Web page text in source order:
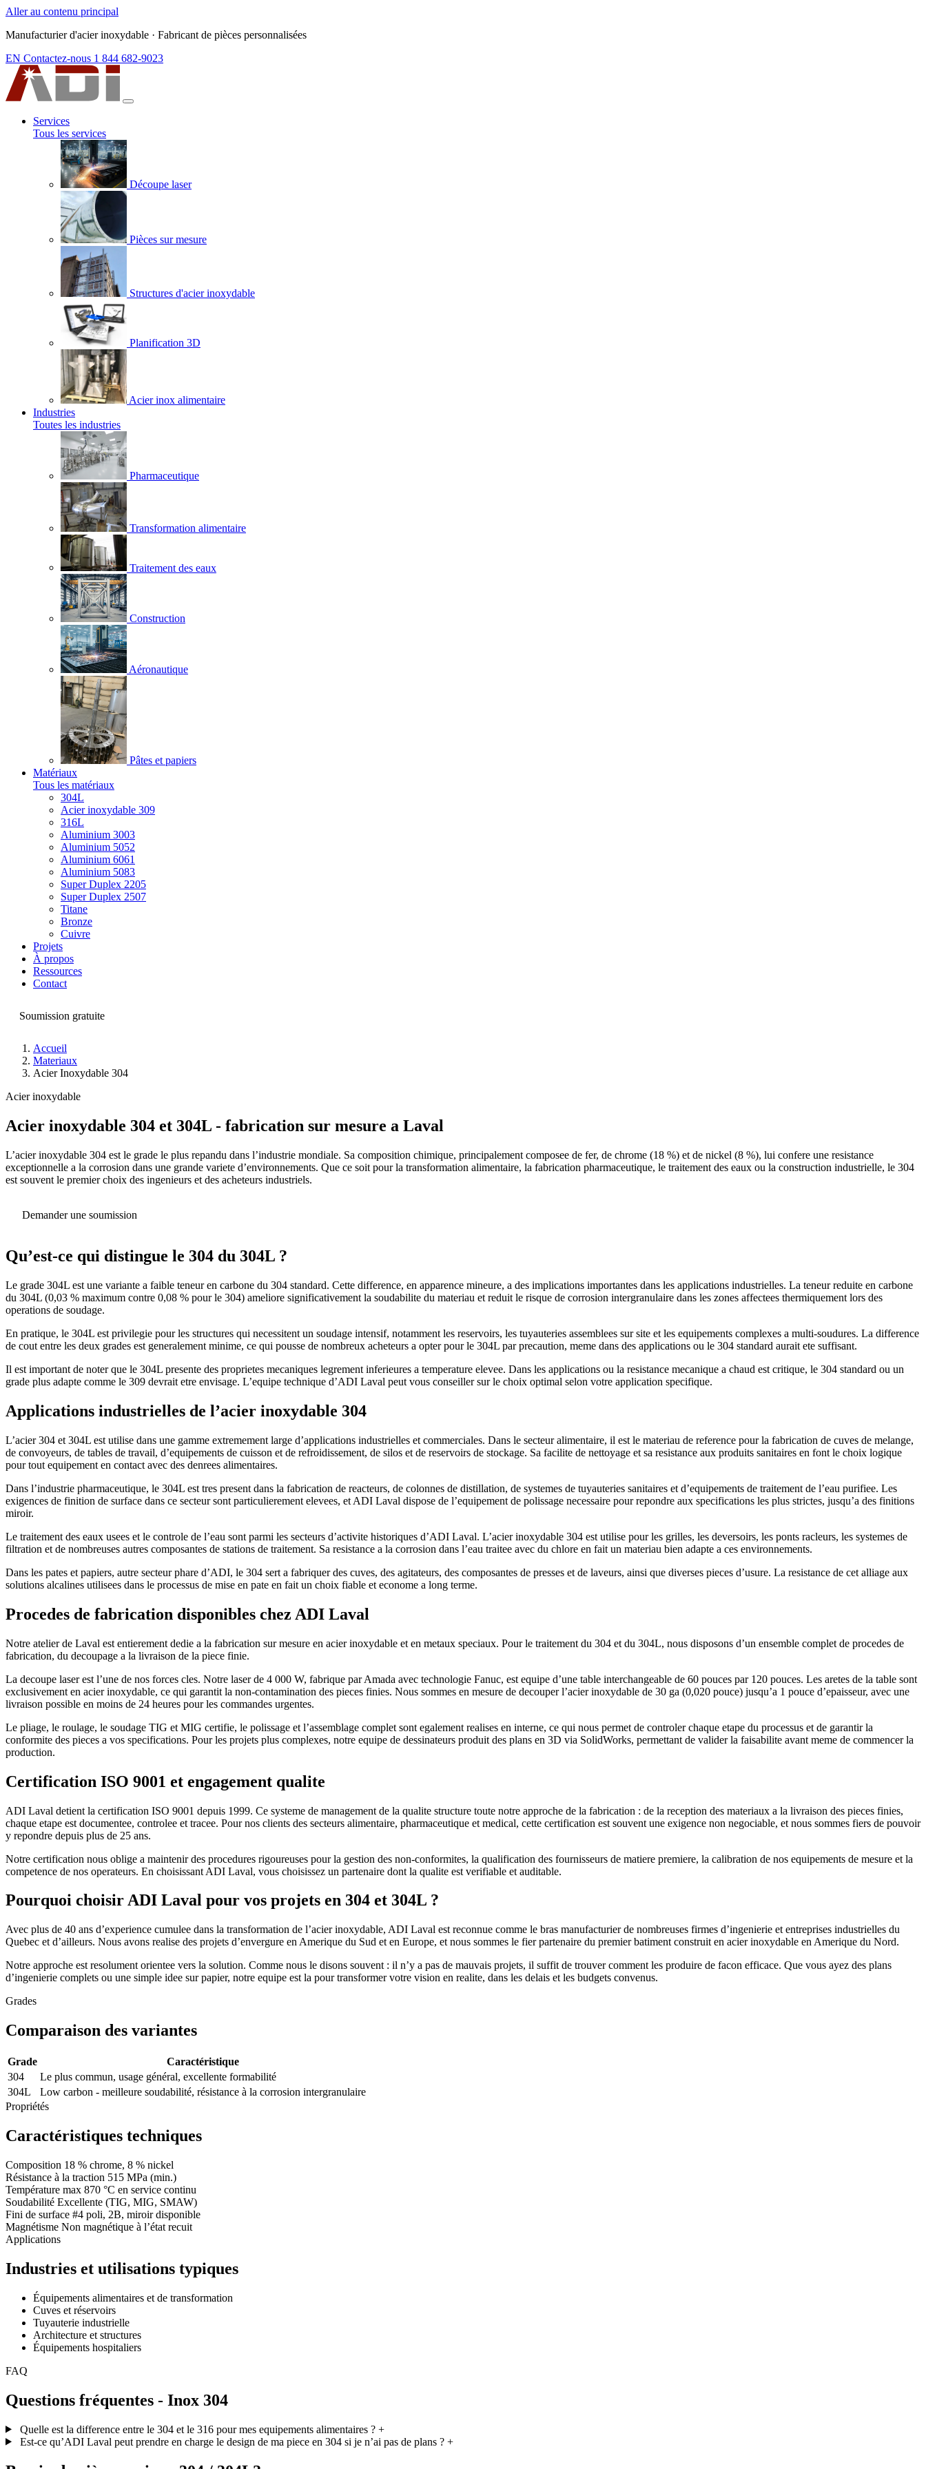
Aller au contenu principal
Manufacturier d'acier inoxydable · Fabricant de pièces personnalisées
EN Contactez-nous 1 844 682-9023
Services
Tous les services
Découpe laser
Pièces sur mesure
Structures d'acier inoxydable
Planification 3D
Acier inox alimentaire
Industries
Toutes les industries
Pharmaceutique
Transformation alimentaire
Traitement des eaux
Construction
Aéronautique
Pâtes et papiers
Matériaux
Tous les matériaux
304L
Acier inoxydable 309
316L
Aluminium 3003
Aluminium 5052
Aluminium 6061
Aluminium 5083
Super Duplex 2205
Super Duplex 2507
Titane
Bronze
Cuivre
Projets
À propos
Ressources
Contact
Soumission gratuite
Accueil
Materiaux
Acier Inoxydable 304
Acier inoxydable
Acier inoxydable 304 et 304L - fabrication sur mesure a Laval
L’acier inoxydable 304 est le grade le plus repandu dans l’industrie mondiale. Sa composition chimique, principalement composee de fer, de chrome (18 %) et de nickel (8 %), lui confere une resistance
exceptionnelle a la corrosion dans une grande variete d’environnements. Que ce soit pour la transformation alimentaire, la fabrication pharmaceutique, le traitement des eaux ou la construction industrielle, le 304
est souvent le premier choix des ingenieurs et des acheteurs industriels.
Demander une soumission
Qu’est-ce qui distingue le 304 du 304L ?
Le grade 304L est une variante a faible teneur en carbone du 304 standard. Cette difference, en apparence mineure, a des implications importantes dans les applications industrielles. La teneur reduite en carbone
du 304L (0,03 % maximum contre 0,08 % pour le 304) ameliore significativement la soudabilite du materiau et reduit le risque de corrosion intergranulaire dans les zones affectees thermiquement lors des
operations de soudage.
En pratique, le 304L est privilegie pour les structures qui necessitent un soudage intensif, notamment les reservoirs, les tuyauteries assemblees sur site et les equipements complexes a multi-soudures. La difference
de cout entre les deux grades est generalement minime, ce qui pousse de nombreux acheteurs a opter pour le 304L par precaution, meme dans des applications ou le 304 standard aurait ete suffisant.
Il est important de noter que le 304L presente des proprietes mecaniques legrement inferieures a temperature elevee. Dans les applications ou la resistance mecanique a chaud est critique, le 304 standard ou un
grade plus adapte comme le 309 devrait etre envisage. L’equipe technique d’ADI Laval peut vous conseiller sur le choix optimal selon votre application specifique.
Applications industrielles de l’acier inoxydable 304
L’acier 304 et 304L est utilise dans une gamme extremement large d’applications industrielles et commerciales. Dans le secteur alimentaire, il est le materiau de reference pour la fabrication de cuves de melange,
de convoyeurs, de tables de travail, d’equipements de cuisson et de refroidissement, de silos et de reservoirs de stockage. Sa facilite de nettoyage et sa resistance aux produits sanitaires en font le choix logique
pour tout equipement en contact avec des denrees alimentaires.
Dans l’industrie pharmaceutique, le 304L est tres present dans la fabrication de reacteurs, de colonnes de distillation, de systemes de tuyauteries sanitaires et d’equipements de traitement de l’eau purifiee. Les
exigences de finition de surface dans ce secteur sont particulierement elevees, et ADI Laval dispose de l’equipement de polissage necessaire pour repondre aux specifications les plus strictes, jusqu’a des finitions
miroir.
Le traitement des eaux usees et le controle de l’eau sont parmi les secteurs d’activite historiques d’ADI Laval. L’acier inoxydable 304 est utilise pour les grilles, les deversoirs, les ponts racleurs, les systemes de
filtration et de nombreuses autres composantes de stations de traitement. Sa resistance a la corrosion dans l’eau traitee avec du chlore en fait un materiau bien adapte a ces environnements.
Dans les pates et papiers, autre secteur phare d’ADI, le 304 sert a fabriquer des cuves, des agitateurs, des composantes de presses et de laveurs, ainsi que diverses pieces d’usure. La resistance de cet alliage aux
solutions alcalines utilisees dans le processus de mise en pate en fait un choix fiable et econome a long terme.
Procedes de fabrication disponibles chez ADI Laval
Notre atelier de Laval est entierement dedie a la fabrication sur mesure en acier inoxydable et en metaux speciaux. Pour le traitement du 304 et du 304L, nous disposons d’un ensemble complet de procedes de
fabrication, du decoupage a la livraison de la piece finie.
La decoupe laser est l’une de nos forces cles. Notre laser de 4 000 W, fabrique par Amada avec technologie Fanuc, est equipe d’une table interchangeable de 60 pouces par 120 pouces. Les aretes de la table sont
exclusivement en acier inoxydable, ce qui garantit la non-contamination des pieces finies. Nous sommes en mesure de decouper l’acier inoxydable de 30 ga (0,020 pouce) jusqu’a 1 pouce d’epaisseur, avec une
livraison possible en moins de 24 heures pour les commandes urgentes.
Le pliage, le roulage, le soudage TIG et MIG certifie, le polissage et l’assemblage complet sont egalement realises en interne, ce qui nous permet de controler chaque etape du processus et de garantir la
conformite des pieces a vos specifications. Pour les projets plus complexes, notre equipe de dessinateurs produit des plans en 3D via SolidWorks, permettant de valider la faisabilite avant meme de commencer la
production.
Certification ISO 9001 et engagement qualite
ADI Laval detient la certification ISO 9001 depuis 1999. Ce systeme de management de la qualite structure toute notre approche de la fabrication : de la reception des materiaux a la livraison des pieces finies,
chaque etape est documentee, controlee et tracee. Pour nos clients des secteurs alimentaire, pharmaceutique et medical, cette certification est souvent une exigence non negociable, et nous sommes fiers de pouvoir
y repondre depuis plus de 25 ans.
Notre certification nous oblige a maintenir des procedures rigoureuses pour la gestion des non-conformites, la qualification des fournisseurs de matiere premiere, la calibration de nos equipements de mesure et la
competence de nos operateurs. En choisissant ADI Laval, vous choisissez un partenaire dont la qualite est verifiable et auditable.
Pourquoi choisir ADI Laval pour vos projets en 304 et 304L ?
Avec plus de 40 ans d’experience cumulee dans la transformation de l’acier inoxydable, ADI Laval est reconnue comme le bras manufacturier de nombreuses firmes d’ingenierie et entreprises industrielles du
Quebec et d’ailleurs. Nous avons realise des projets d’envergure en Amerique du Sud et en Europe, et nous sommes le fier partenaire du premier batiment construit en acier inoxydable en Amerique du Nord.
Notre approche est resolument orientee vers la solution. Comme nous le disons souvent : il n’y a pas de mauvais projets, il suffit de trouver comment les produire de facon efficace. Que vous ayez des plans
d’ingenierie complets ou une simple idee sur papier, notre equipe est la pour transformer votre vision en realite, dans les delais et les budgets convenus.
Grades
Comparaison des variantes
Grade
Caractéristique
304
Le plus commun, usage général, excellente formabilité
304L
Low carbon - meilleure soudabilité, résistance à la corrosion intergranulaire
Propriétés
Caractéristiques techniques
Composition 18 % chrome, 8 % nickel
Résistance à la traction 515 MPa (min.)
Température max 870 °C en service continu
Soudabilité Excellente (TIG, MIG, SMAW)
Fini de surface #4 poli, 2B, miroir disponible
Magnétisme Non magnétique à l’état recuit
Applications
Industries et utilisations typiques
Équipements alimentaires et de transformation
Cuves et réservoirs
Tuyauterie industrielle
Architecture et structures
Équipements hospitaliers
FAQ
Questions fréquentes - Inox 304
Quelle est la difference entre le 304 et le 316 pour mes equipements alimentaires ? +
Est-ce qu’ADI Laval peut prendre en charge le design de ma piece en 304 si je n’ai pas de plans ? +